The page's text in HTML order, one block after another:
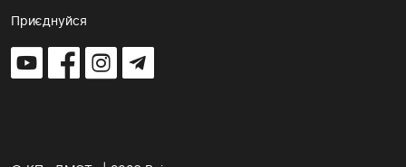
Приєднуйся